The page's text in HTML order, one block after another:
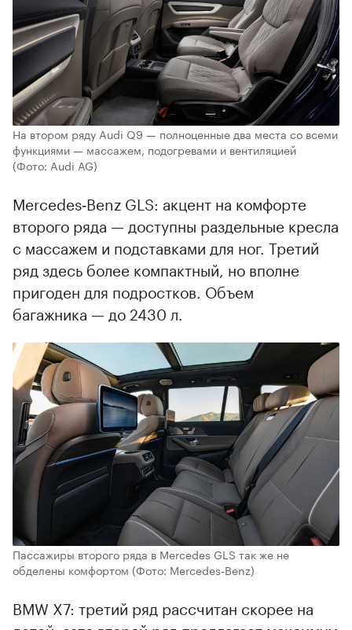
На втором ряду Audi Q9 — полноценные два места со всеми
функциями — массажем, подогревами и вентиляцией
(Фото: Audi AG)
Mercedes‑Benz GLS: акцент на комфорте
второго ряда — доступны раздельные кресла
с массажем и подставками для ног. Третий
ряд здесь более компактный, но вполне
пригоден для подростков. Объем
багажника — до 2430 л.
Пассажиры второго ряда в Mercedes GLS так же не
обделены комфортом (Фото: Mercedes‑Benz)
BMW X7: третий ряд рассчитан скорее на